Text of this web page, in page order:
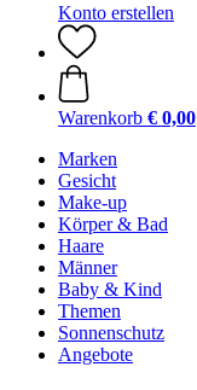
Konto erstellen
Warenkorb € 0,00
Marken
Gesicht
Make-up
Körper & Bad
Haare
Männer
Baby & Kind
Themen
Sonnenschutz
Angebote